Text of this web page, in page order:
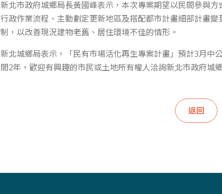
新北市政府城鄉局長黃國峰表示，本次專案期望以民間參與
行政作業流程、主動劃定更新地區及搭配都市計畫細部計畫
制，以改善現況建物老舊、居住環境不佳的情形。
新北城鄉局表示，「民有市場活化再生專案計畫」預計3月中
間2年，歡迎有興趣的市民或土地所有權人洽詢新北市政府城
返回